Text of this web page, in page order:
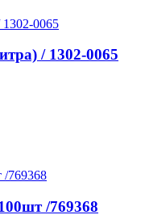
/ 1302-0065
/769368